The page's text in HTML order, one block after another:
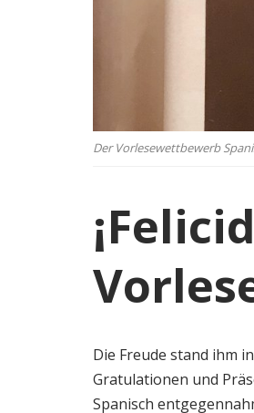
Der Vorlesewettbewerb
Die Freude stand ihm
Gratulationen und
Spanisch